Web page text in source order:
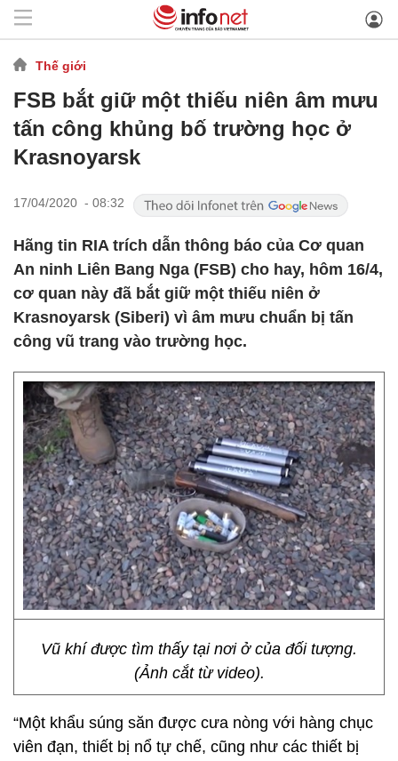
Thế giới
FSB bắt giữ một thiếu niên âm mưu
tấn công khủng bố trường học ở
Krasnoyarsk
17/04/2020 - 08:32
Hãng tin RIA trích dẫn thông báo của Cơ quan
An ninh Liên Bang Nga (FSB) cho hay, hôm 16/4,
cơ quan này đã bắt giữ một thiếu niên ở
Krasnoyarsk (Siberi) vì âm mưu chuẩn bị tấn
công vũ trang vào trường học.
Vũ khí được tìm thấy tại nơi ở của đối tượng.
(Ảnh cắt từ video).
“Một khẩu súng săn được cưa nòng với hàng chục
viên đạn, thiết bị nổ tự chế, cũng như các thiết bị